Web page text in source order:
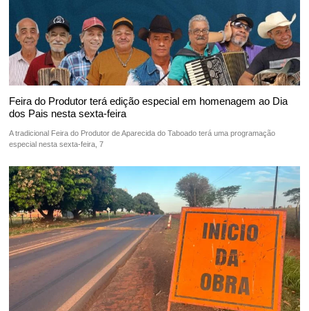
Feira do Produtor terá edição especial em homenagem ao Dia
dos Pais nesta sexta-feira
A tradicional Feira do Produtor de Aparecida do Taboado terá uma programação
especial nesta sexta-feira, 7